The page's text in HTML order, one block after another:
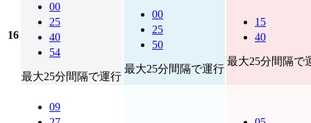
16
00
25
40
54
最大25分間隔で運行
00
25
50
最大25分間隔で運行
15
40
最大25分間隔で
09